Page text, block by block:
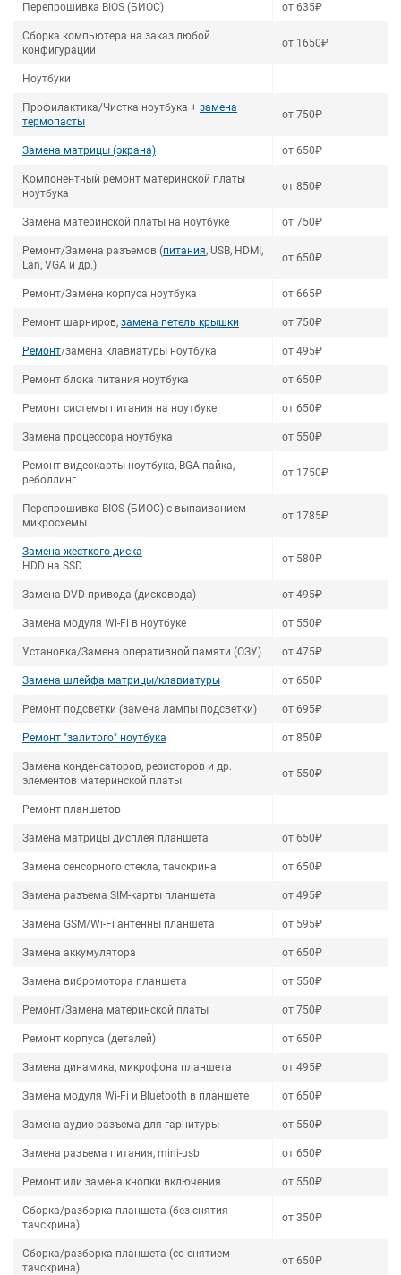
Перепрошивка BIOS (БИОС) от 635₽
Сборка компьютера на заказ любой
конфигурации
от 1650₽
Ноутбуки
Профилактика/Чистка ноутбука + замена
термопасты
от 750₽
Замена матрицы (экрана) от 650₽
Компонентный ремонт материнской платы
ноутбука
от 850₽
Замена материнской платы на ноутбуке от 750₽
Ремонт/Замена разъемов (питания, USB, HDMI,
Lan, VGA и др.)
от 650₽
Ремонт/Замена корпуса ноутбука от 665₽
Ремонт шарниров, замена петель крышки от 750₽
Ремонт/замена клавиатуры ноутбука от 495₽
Ремонт блока питания ноутбука от 650₽
Ремонт системы питания на ноутбуке от 650₽
Замена процессора ноутбука от 550₽
Ремонт видеокарты ноутбука, BGA пайка,
реболлинг
от 1750₽
Перепрошивка BIOS (БИОС) с выпаиванием
микросхемы
от 1785₽
Замена жесткого диска
HDD на SSD
от 580₽
Замена DVD привода (дисковода) от 495₽
Замена модуля Wi-Fi в ноутбуке от 550₽
Установка/Замена оперативной памяти (ОЗУ) от 475₽
Замена шлейфа матрицы/клавиатуры от 650₽
Ремонт подсветки (замена лампы подсветки) от 695₽
Ремонт "залитого" ноутбука от 850₽
Замена конденсаторов, резисторов и др.
элементов материнской платы
от 550₽
Ремонт планшетов
Замена матрицы дисплея планшета от 650₽
Замена сенсорного стекла, тачскрина от 650₽
Замена разъема SIM-карты планшета от 495₽
Замена GSM/Wi-Fi антенны планшета от 595₽
Замена аккумулятора от 650₽
Замена вибромотора планшета от 550₽
Ремонт/Замена материнской платы от 750₽
Ремонт корпуса (деталей) от 650₽
Замена динамика, микрофона планшета от 495₽
Замена модуля Wi-Fi и Bluetooth в планшете от 650₽
Замена аудио-разъема для гарнитуры от 550₽
Замена разъема питания, mini-usb от 650₽
Ремонт или замена кнопки включения от 550₽
Сборка/разборка планшета (без снятия
тачскрина)
от 350₽
Сборка/разборка планшета (со снятием
тачскрина)
от 650₽